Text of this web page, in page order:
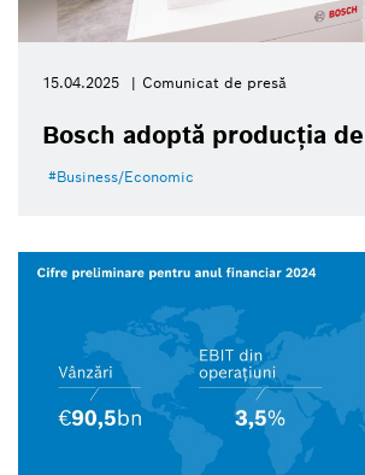
15.04.2025 Comunicat de presă
Bosch adoptă producția
Business/Economic